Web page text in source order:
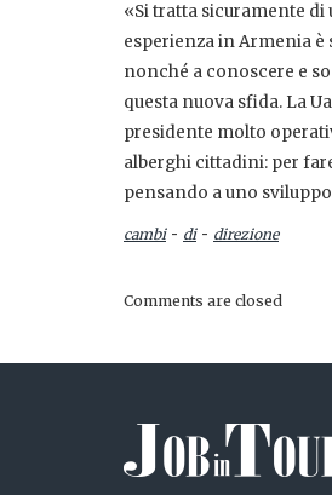
«Si tratta sicuramente
esperienza in Armenia
nonché a conoscere e
questa nuova sfida. La
presidente molto
alberghi cittadini: per
pensando a uno
cambi- di- direzione
Comments are closed